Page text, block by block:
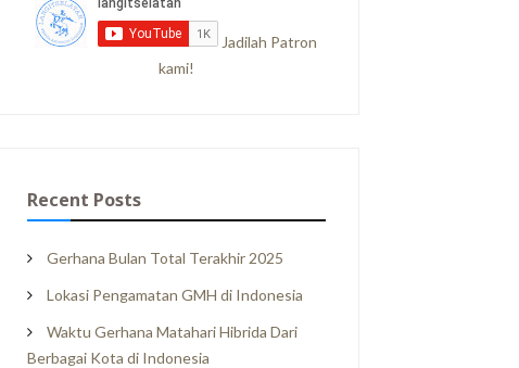
Jadilah Patron
kami!
Recent Posts
Gerhana Bulan Total Terakhir 2025
Lokasi Pengamatan GMH di Indonesia
Waktu Gerhana Matahari Hibrida Dari
Berbagai Kota di Indonesia